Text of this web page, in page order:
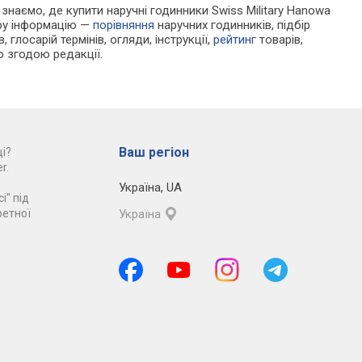
де купити наручні годинники Swiss Military Hanowa
інформацію —порівняння наручних годинників, підбір
термінів, огляди, інструкції,рейтинг товарів,
згодою редакції.
під
Ваш регіон
Україна, UA
Україна